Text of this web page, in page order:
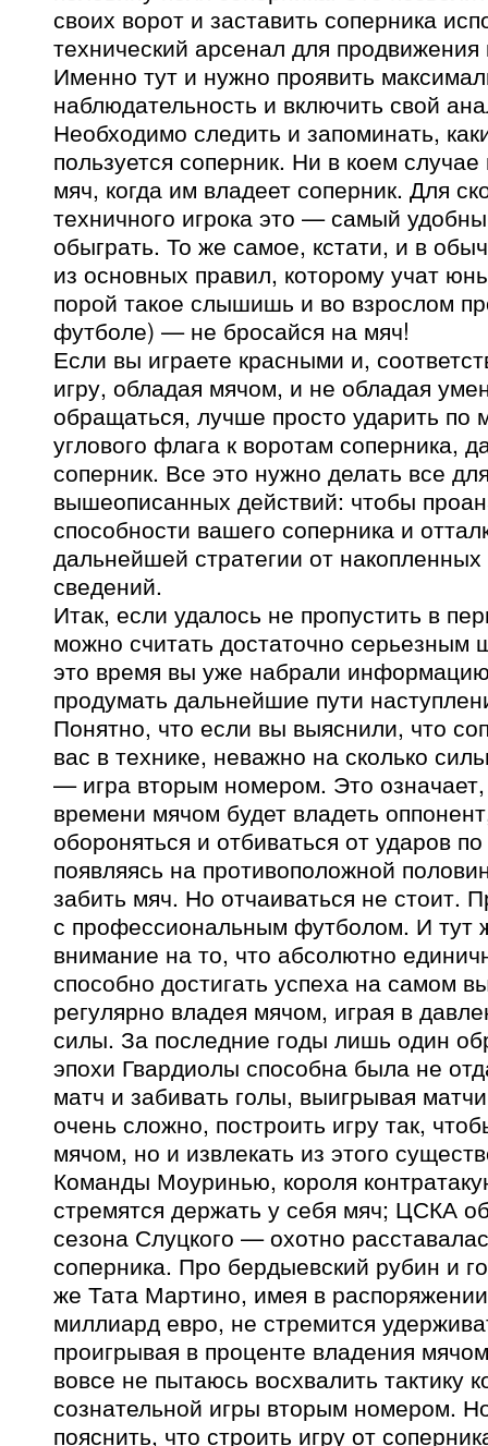
своих ворот и заставить соперника
технический арсенал для
Именно тут и нужно проявить
наблюдательность и включить свой
Необходимо следить и запоминать,
пользуется соперник. Ни в коем
мяч, когда им владеет соперник. Для
техничного игрока это — самый
обыграть. То же самое, кстати, и в
из основных правил, которому учат
порой такое слышишь и во взрослом
футболе) — не бросайся на мяч!
Если вы играете красными и,
игру, обладая мячом, и не обладая
обращаться, лучше просто ударить по
углового флага к воротам соперника,
соперник. Все это нужно делать все
вышеописанных действий: чтобы
способности вашего соперника и
дальнейшей стратегии от
сведений.
Итак, если удалось не пропустить в
можно считать достаточно серьезным
это время вы уже набрали
продумать дальнейшие пути
Понятно, что если вы выяснили, что
вас в технике, неважно на сколько
— игра вторым номером. Это
времени мячом будет владеть
обороняться и отбиваться от ударов
появляясь на противоположной
забить мяч. Но отчаиваться не стоит.
с профессиональным футболом. И тут
внимание на то, что абсолютно
способно достигать успеха на самом
регулярно владея мячом, играя в
силы. За последние годы лишь один
эпохи Гвардиолы способна была не
матч и забивать голы, выигрывая
очень сложно, построить игру так,
мячом, но и извлекать из этого
Команды Моуринью, короля
стремятся держать у себя мяч; ЦСКА
сезона Слуцкого — охотно
соперника. Про бердыевский рубин и
же Тата Мартино, имея в
миллиард евро, не стремится
проигрывая в проценте владения
вовсе не пытаюсь восхвалить тактику
сознательной игры вторым номером.
пояснить, что строить игру от